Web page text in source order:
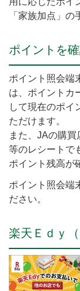
「家族加点」の
ポイントを
ポイント照会端
は、ポイントカ
して現在のポイ
ただけます。
また、JAの購
等のレシートで
ポイント残高が
ポイント照会端
ださい。
楽天Ｅｄｙ